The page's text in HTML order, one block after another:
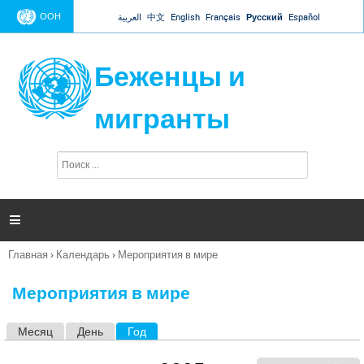
Jump to navigation
ООН العربية 中文 English Français Русский Español
Беженцы и
мигранты
п
и

Вы
Главная › Календарь › Мероприятия в мире
Мероприятия в мире
Месяц День Год